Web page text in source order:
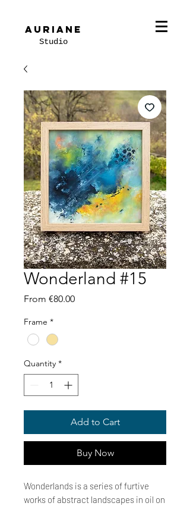
Auriane
Studio
Wonderland #15
From €80.00Sale
Frame *
Quantity *
Add to Cart
Buy Now
Wonderlands is a series of furtive
works of abstract landscapes in oil on